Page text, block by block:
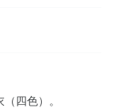
四色）。